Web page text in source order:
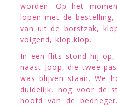
worden. Op het
lopen met de
van uit de borstzak,
volgend, klop,klop.
In een flits stond hij op,
naast Joop, die twee
was blijven staan. We
duidelijk, nog voor de
hoofd van de